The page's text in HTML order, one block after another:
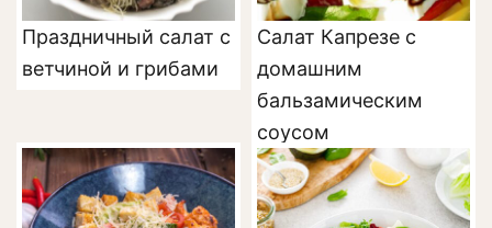
Праздничный салат с
ветчиной и грибами
Салат Капрезе с
домашним
бальзамическим
соусом